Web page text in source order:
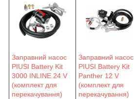
Заправний насос
PIUSI Battery Kit
3000 INLINE 24 V
(комплект для
перекачування)
Заправний насос
PIUSI Battery Kit
Panther 12 V
(комплект для
перекачування)